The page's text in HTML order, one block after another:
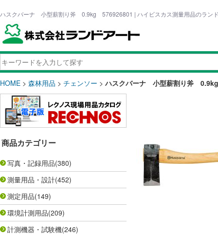
ハスクバーナ 小型薪割り斧 0.9kg 576926801 | ハイビスカス測量用品のラン
HOME > 森林用品 > チェンソー >ハスクバーナ 小型薪割り斧
商品カテゴリー
写真・記録用品(380)
測量用品・設計(452)
測定用品(149)
環境計測用品(209)
計測機器・試験機(246)